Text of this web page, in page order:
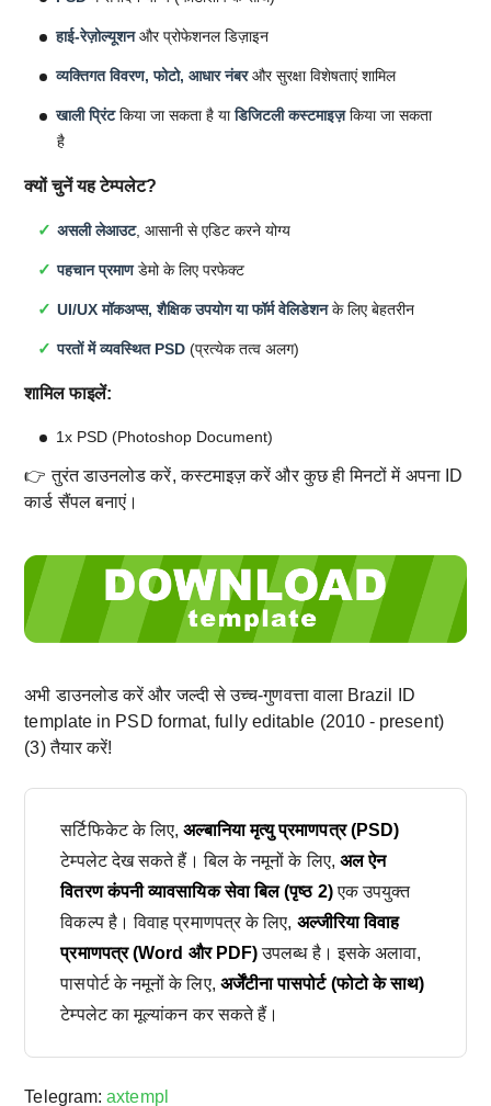
हाई-रेज़ोल्यूशनऔर प्रोफेशनल डिज़ाइन
व्यक्तिगत विवरण, फोटो, आधार नंबरऔर सुरक्षा विशेषताएं शामिल
खाली प्रिंटकिया जा सकता है याडिजिटली कस्टमाइज़किया जा सकता
है
क्यों चुनें यह टेम्पलेट?
असली लेआउट, आसानी से एडिट करने योग्य
पहचान प्रमाणडेमो के लिए परफेक्ट
UI/UX मॉकअप्स, शैक्षिक उपयोग या फॉर्म वेलिडेशनके लिए बेहतरीन
परतों में व्यवस्थित PSD (प्रत्येक तत्व अलग)
शामिल फाइलें:
1x PSD (Photoshop Document)
👉 तुरंत डाउनलोड करें, कस्टमाइज़ करें और कुछ ही मिनटों में अपना ID
कार्ड सैंपल बनाएं।
अभी डाउनलोड करें और जल्दी से उच्च-गुणवत्ता वाला Brazil ID
template in PSD format, fully editable (2010 - present)
(3) तैयार करें!
सर्टिफिकेट के लिए,अल्बानिया मृत्यु प्रमाणपत्र (PSD)
टेम्पलेट देख सकते हैं। बिल के नमूनों के लिए, अल ऐन
वितरण कंपनी व्यावसायिक सेवा बिल (पृष्ठ 2)एक उपयुक्त
विकल्प है। विवाह प्रमाणपत्र के लिए, अल्जीरिया विवाह
प्रमाणपत्र (Word और PDF)उपलब्ध है। इसके अलावा,
पासपोर्ट के नमूनों के लिए, अर्जेंटीना पासपोर्ट (फोटो के साथ)
टेम्पलेट का मूल्यांकन कर सकते हैं।
Telegram:axtempl